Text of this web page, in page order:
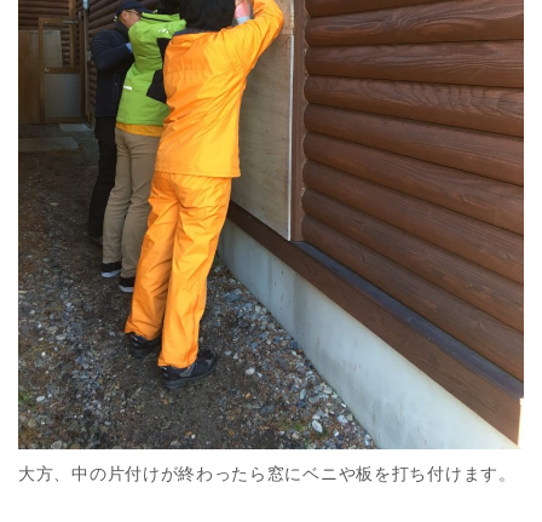
大方、中の片付けが終わったら窓にベニや板を打ち付けます。